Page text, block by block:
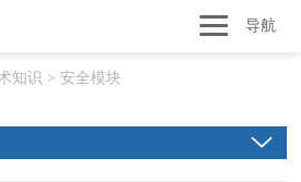
导航
知识 >安全模块